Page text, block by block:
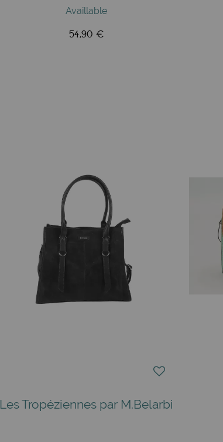
Availlable
54,90 €
Les Tropéziennes par M.Belarbi